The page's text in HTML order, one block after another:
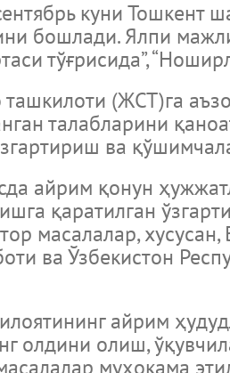
куни Тошкент
бошлади. Ялпи
тўғрисида”,
(ЖСТ)га
талабларини
ва
айрим қонун
қаратилган
масалалар,
ва Ўзбекистон
айрим
олдини олиш,